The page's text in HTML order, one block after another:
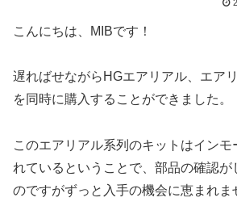
こんにちは、MIBです！
遅ればせながらHGエアリアル、エア
を同時に購入することができました。
このエアリアル系列のキットはインモ
れているということで、部品の確認が
のですがずっと入手の機会に恵まれま